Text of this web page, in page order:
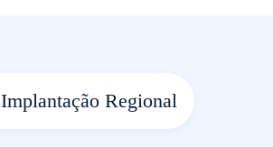
Implantação Regional